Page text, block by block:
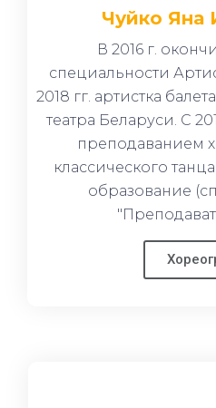
Чуйко Яна
В 2016 г.
специальности
2018 гг. артистка
театра Беларуси. С
преподаванием
классического
образование